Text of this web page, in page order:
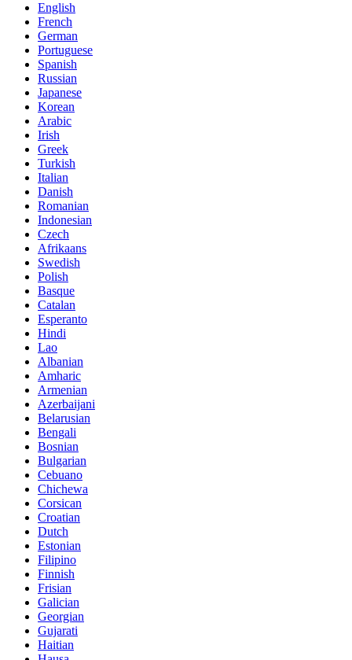
English
French
German
Portuguese
Spanish
Russian
Japanese
Korean
Arabic
Irish
Greek
Turkish
Italian
Danish
Romanian
Indonesian
Czech
Afrikaans
Swedish
Polish
Basque
Catalan
Esperanto
Hindi
Lao
Albanian
Amharic
Armenian
Azerbaijani
Belarusian
Bengali
Bosnian
Bulgarian
Cebuano
Chichewa
Corsican
Croatian
Dutch
Estonian
Filipino
Finnish
Frisian
Galician
Georgian
Gujarati
Haitian